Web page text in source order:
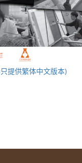
提供繁体中文版本)